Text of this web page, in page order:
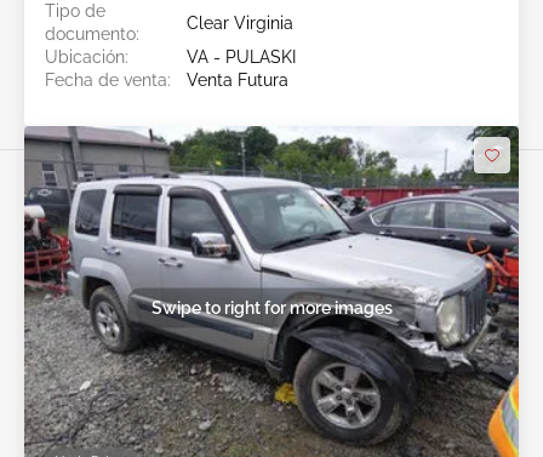
Tipo de
documento:
Clear Virginia
Ubicación:
VA - PULASKI
Fecha de venta:
Venta Futura
Swipe to right for more images